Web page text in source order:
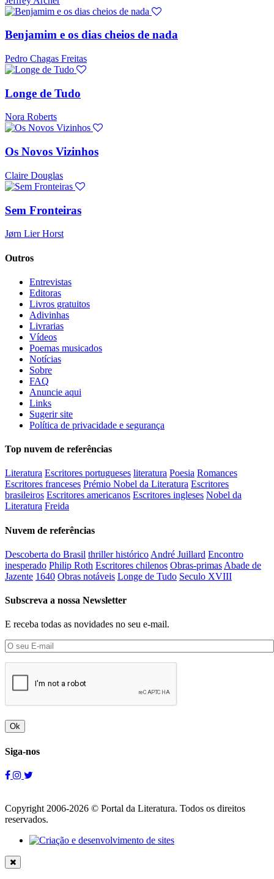
Benjamim e os dias cheios de nada
Pedro Chagas Freitas
Longe de Tudo
Nora Roberts
Os Novos Vizinhos
Claire Douglas
Sem Fronteiras
Jørn Lier Horst
Outros
Entrevistas
Editoras
Livros gratuitos
Adivinhas
Livrarias
Vídeos
Poemas musicados
Notícias
Sobre
FAQ
Anuncie aqui
Links
Sugerir site
Política de privacidade e segurança
Top nuvem de referências
Literatura Escritores portugueses literatura Poesia Romances
Escritores franceses Prémio Nobel da Literatura Escritores
brasileiros Escritores americanos Escritores ingleses Nobel da
Literatura Freida
Nuvem de referências
Descoberta do Brasil thriller histórico André Juillard Encontro
inesperado Philip Roth Escritores chilenos Obras-primas Abade de
Jazente 1640 Obras notáveis Longe de Tudo Seculo XVIII
Subscreva a nossa Newsletter
E receba todas as novidades no seu e-mail.
Ok
Siga-nos
Copyright 2006-2026 © Portal da Literatura. Todos os direitos
reservados.